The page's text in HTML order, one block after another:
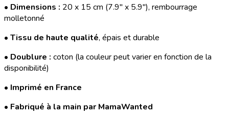
• Dimensions : 20 x 15 cm (7.9'' x 5.9''), rembourrage
molletonné
• Tissu de haute qualité, épais et durable
• Doublure : coton (la couleur peut varier en fonction de la
disponibilité)
• Imprimé en France
• Fabriqué à la main par MamaWanted